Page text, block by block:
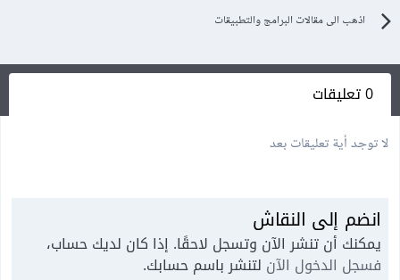
اذهب الى مقالات البرامج والتطبيقات
0 تعليقات
لا توجد أية تعليقات بعد
انضم إلى النقاش
يمكنك أن تنشر الآن وتسجل لاحقًا. إذا كان لديك حساب،
فسجل الدخول الآن لتنشر باسم حسابك.